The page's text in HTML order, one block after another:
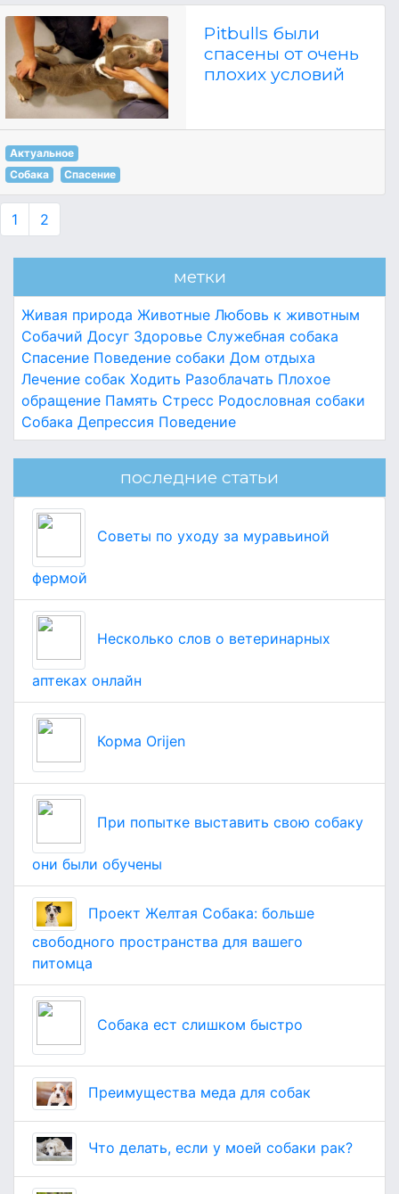
Pitbulls были
спасены от очень
плохих условий
Актуальное
Собака
Спасение
1 2
метки
Живая природа Животные Любовь к животным
Собачий Досуг Здоровье Служебная собака
Спасение Поведение собаки Дом отдыха
Лечение собак Ходить Разоблачать Плохое
обращение Память Стресс Родословная собаки
Собака Депрессия Поведение
последние статьи
Советы по уходу за муравьиной
фермой
Несколько слов о ветеринарных
аптеках онлайн
Корма Orijen
При попытке выставить свою собаку
они были обучены
Проект Желтая Собака: больше
свободного пространства для вашего
питомца
Собака ест слишком быстро
Преимущества меда для собак
Что делать, если у моей собаки рак?